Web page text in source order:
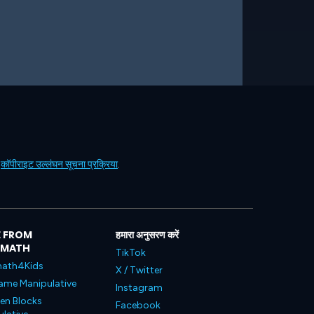
कॉपीराइट उल्लंघन सूचना प्रक्रिया.
FROM
Manipulative
Blocks
हमारा अनुसरण करें
TikTok
X / Twitter
Instagram
Facebook